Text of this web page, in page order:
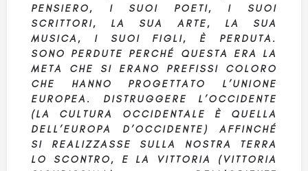
PENSIERO, I SUOI POETI, I SUOI
SCRITTORI, LA SUA ARTE, LA SUA
MUSICA, I SUOI FIGLI, È PERDUTA.
SONO PERDUTE PERCHÉ QUESTA ERA LA
META CHE SI ERANO PREFISSI COLORO
CHE HANNO PROGETTATO L’UNIONE
EUROPEA. DISTRUGGERE L’OCCIDENTE
(LA CULTURA OCCIDENTALE È QUELLA
DELL’EUROPA D’OCCIDENTE) AFFINCHÉ
SI REALIZZASSE SULLA NOSTRA TERRA
LO SCONTRO, E LA VITTORIA (VITTORIA